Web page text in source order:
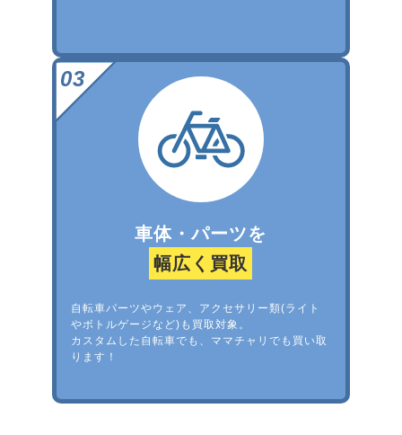
車体・パーツを
幅広く買取
自転車パーツやウェア、アクセサリー類(ライト
やボトルゲージなど)も買取対象。
カスタムした自転車でも、ママチャリでも買い取
ります！